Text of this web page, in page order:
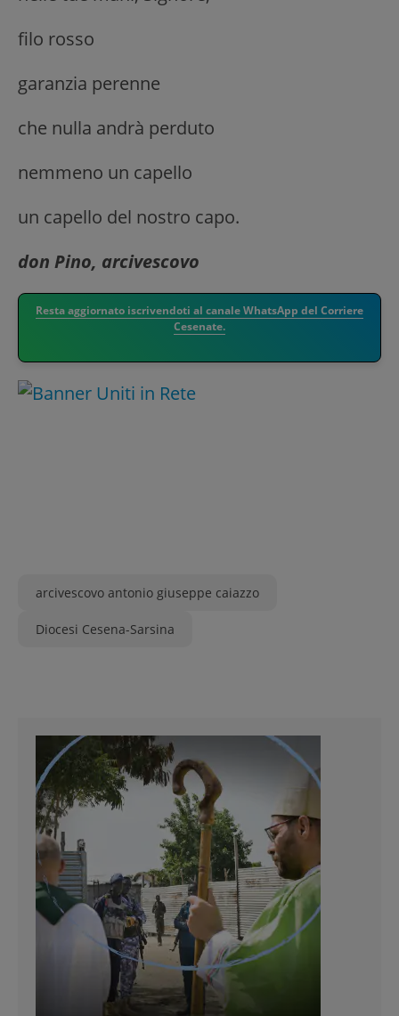
filo rosso
garanzia perenne
che nulla andrà perduto
nemmeno un capello
un capello del nostro capo.
don Pino, arcivescovo
Resta aggiornato iscrivendoti al canale WhatsApp del Corriere
Cesenate.
arcivescovo antonio giuseppe caiazzo
Diocesi Cesena-Sarsina